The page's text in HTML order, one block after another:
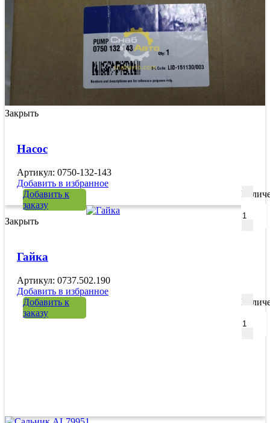
Закрыть
Насос
Артикул: 0750-132-143
Добавить в избранное
Добавить к
заказу
Закрыть
Гайка
Артикул: 0737.502.190
Добавить в избранное
Добавить к
заказу